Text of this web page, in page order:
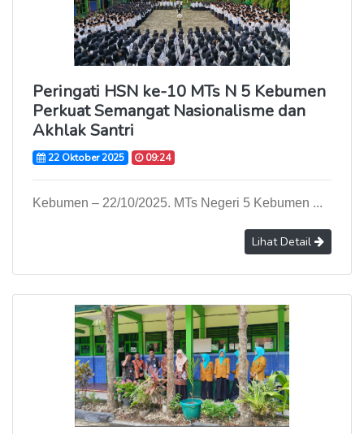
Peringati HSN ke-10 MTs N 5 Kebumen
Perkuat Semangat Nasionalisme dan
Akhlak Santri
22 Oktober 2025 09:24
Kebumen – 22/10/2025. MTs Negeri 5 Kebumen ...
Lihat Detail